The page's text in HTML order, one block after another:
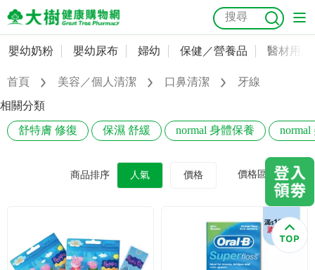
嬰幼奶粉
婦幼
保健／營養品
成人照護
抗菌
奶瓶奶嘴
會員資料及密碼修改
訂單查詢
購物金查詢
嬰幼奶粉 嬰幼尿布 婦幼 保健／營養品 醫材用品
首頁 美容／個人清潔 口鼻清潔
牙線
相關分類
舒特膚 修復 保濕 舒緩 normal 身體保養
商品排序 人氣 價格 價格區間